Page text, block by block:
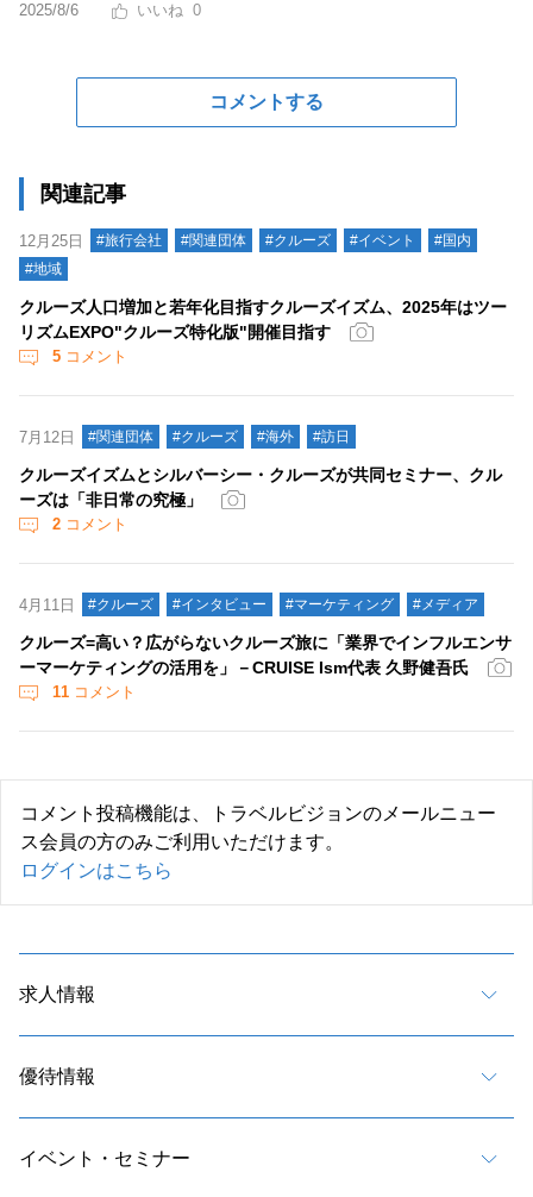
2025/8/6 0
コメントする
関連記事
12月25日 #旅行会社 #関連団体 #クルーズ #イベント
#国内
#地域
クルーズ人口増加と若年化目指すクルーズイズム、2025年はツー
リズムEXPO"クルーズ特化版"開催目指す
5 コメント
7月12日 #関連団体 #クルーズ #海外 #訪日
クルーズイズムとシルバーシー・クルーズが共同セミナー、クル
ーズは「非日常の究極」
2 コメント
4月11日 #クルーズ #インタビュー #マーケティング #メディア
クルーズ=高い？広がらないクルーズ旅に「業界でインフルエンサ
ーマーケティングの活用を」－CRUISE Ism代表 久野健吾氏
11 コメント
コメント投稿機能は、トラベルビジョンのメールニュー
ス会員の方のみご利用いただけます。
ログインはこちら
求人情報
優待情報
イベント・セミナー